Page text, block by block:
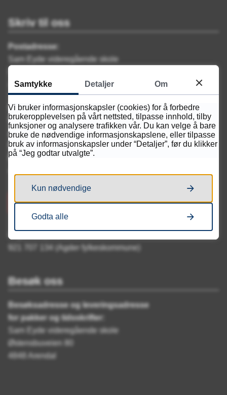
Skriv til oss
Postadresse:
Sam Eyde videregående skole
4809 Arendal
Fakturaadresse:
EHF: 921707134
Agder fylkeskommune
Fakturamottak
Postboks 788 Stoa
Send e-post
Organisasjonsnummer:
921 707 134 (Agder fylkeskommune)
Besøk oss
Besøksadresse og leveringsadresse
for pakker og tidsskrifter:
Sam Eyde videregående skole
Østensbuveien 80
4848 Arendal
Samtykke Detaljer Om
Vi bruker informasjonskapsler (cookies) for å forbedre
brukeropplevelsen på vårt nettsted, tilpasse innhold, tilby
funksjoner og analysere trafikken vår. Du kan velge å bare
bruke de nødvendige informasjonskapslene, eller tilpasse
bruk av informasjonskapsler under “Detaljer”, før du klikker
på “Jeg godtar utvalgte”.
Kun nødvendige
Godta alle